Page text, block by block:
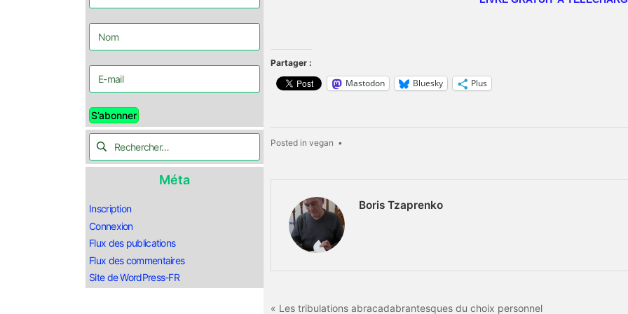
Partager :
Mastodon Bluesky Plus
Posted in vegan •
Boris Tzaprenko
« Les tribulations abracadabrantesques du choix personnel
Méta
Inscription
Connexion
Flux des publications
Flux des commentaires
Site de WordPress-FR